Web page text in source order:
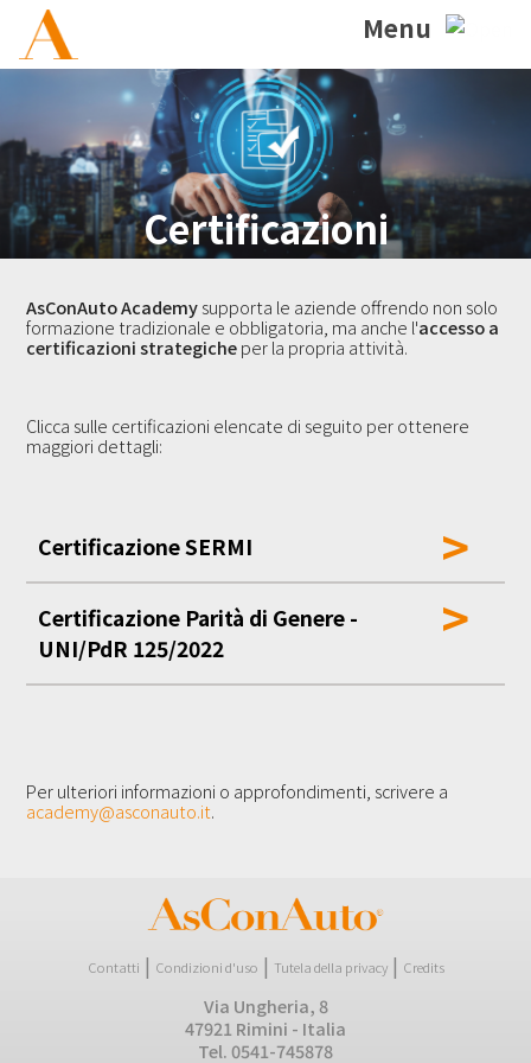
Menu
Certificazioni
AsConAuto Academysupporta le aziende offrendo non solo
formazione tradizionale e obbligatoria, ma anche l'accesso a
certificazioni strategicheper la propria attività.
Clicca sulle certificazioni elencate di seguito per ottenere
maggiori dettagli:
Certificazione SERMI >
Certificazione Parità di Genere -
UNI/PdR 125/2022
>
Per ulteriori informazioni o approfondimenti, scrivere a
academy@asconauto.it.
Contatti | Condizioni d'uso | Tutela della privacy | Credits
Via Ungheria, 8
47921 Rimini - Italia
Tel. 0541-745878